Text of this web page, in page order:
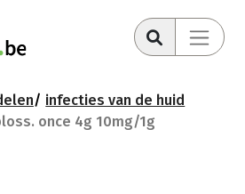
infecties van de huid
once 4g 10mg/1g